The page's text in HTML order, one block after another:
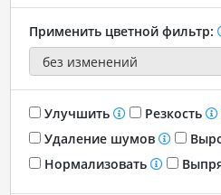
Применить цветной фильтр:
Улучшить Резкость
Удаление шумов
Нормализовать